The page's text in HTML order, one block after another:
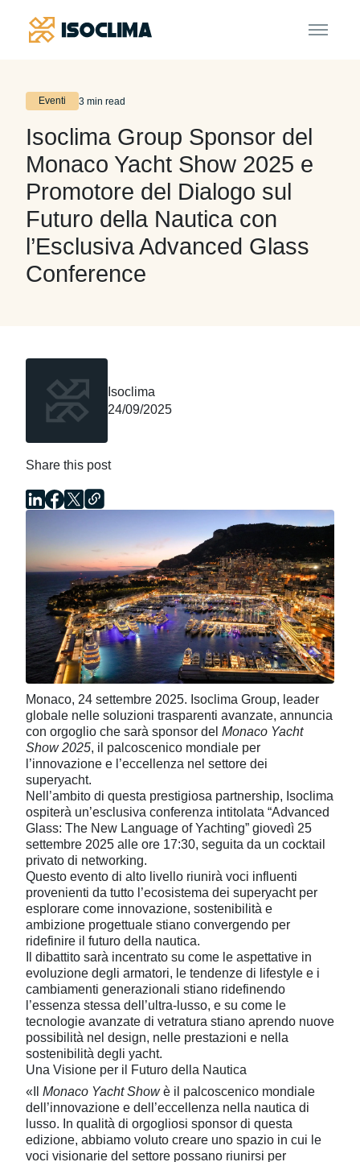
Eventi 3 min read
Isoclima Group Sponsor del
Monaco Yacht Show 2025 e
Promotore del Dialogo sul
Futuro della Nautica con
l’Esclusiva Advanced Glass
Conference
Isoclima
24/09/2025
Share this post
Monaco, 24 settembre 2025. Isoclima Group, leader
globale nelle soluzioni trasparenti avanzate, annuncia
con orgoglio che sarà sponsor del Monaco Yacht
Show 2025, il palcoscenico mondiale per
l’innovazione e l’eccellenza nel settore dei
superyacht.
Nell’ambito di questa prestigiosa partnership, Isoclima
ospiterà un’esclusiva conferenza intitolata “Advanced
Glass: The New Language of Yachting” giovedì 25
settembre 2025 alle ore 17:30, seguita da un cocktail
privato di networking.
Questo evento di alto livello riunirà voci influenti
provenienti da tutto l’ecosistema dei superyacht per
esplorare come innovazione, sostenibilità e
ambizione progettuale stiano convergendo per
ridefinire il futuro della nautica.
Il dibattito sarà incentrato su come le aspettative in
evoluzione degli armatori, le tendenze di lifestyle e i
cambiamenti generazionali stiano ridefinendo
l’essenza stessa dell’ultra-lusso, e su come le
tecnologie avanzate di vetratura stiano aprendo nuove
possibilità nel design, nelle prestazioni e nella
sostenibilità degli yacht.
Una Visione per il Futuro della Nautica
«Il Monaco Yacht Showè il palcoscenico mondiale
dell’innovazione e dell’eccellenza nella nautica di
lusso. In qualità di orgogliosi sponsor di questa
edizione, abbiamo voluto creare uno spazio in cui le
voci visionarie del settore possano riunirsi per